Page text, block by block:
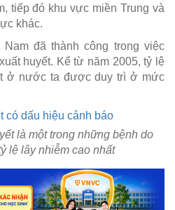
tiếp đó khu vực miền Trung và
khác.
đã thành công trong việc
huyết. Kể từ năm 2005, tỷ lệ
ở nước ta được duy trì ở mức
là một trong những bệnh do
lệ lây nhiễm cao nhất